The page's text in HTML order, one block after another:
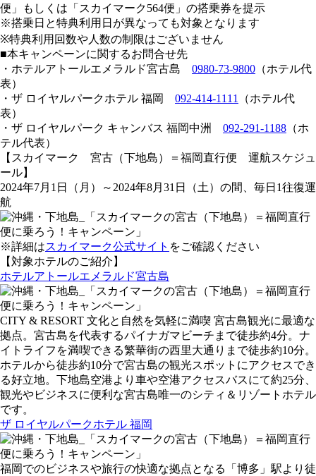
便」もしくは「スカイマーク564便」の搭乗券を提示
※搭乗日と特典利用日が異なっても対象となります
※特典利用回数や人数の制限はございません
■本キャンペーンに関するお問合せ先
・ホテルアトールエメラルド宮古島 0980-73-9800 （ホテル代
表）
・ザ ロイヤルパークホテル 福岡 092-414-1111
（ホテル代
表）
・ザ ロイヤルパーク キャンバス 福岡中洲 092-291-1188 （ホ
テル代表）
【スカイマーク 宮古（下地島）＝福岡直行便 運航スケジュ
ール】
2024年7月1日（月）～2024年8月31日（土）の間、毎日1往復運
航
※詳細はスカイマーク公式サイト をご確認ください
【対象ホテルのご紹介】
ホテルアトールエメラルド宮古島
CITY & RESORT 文化と自然を気軽に満喫 宮古島観光に最適な
拠点。宮古島を代表するパイナガマビーチまで徒歩約4分。ナ
イトライフを満喫できる繁華街の西里大通りまで徒歩約10分。
ホテルから徒歩約10分で宮古島の観光スポットにアクセスでき
る好立地。下地島空港より車や空港アクセスバスにて約25分、
観光やビジネスに便利な宮古島唯一のシティ＆リゾートホテル
です。
ザ ロイヤルパークホテル 福岡
福岡でのビジネスや旅行の快適な拠点となる「博多」駅より徒